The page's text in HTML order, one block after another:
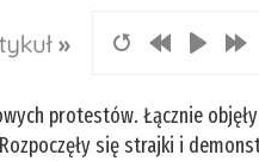
protestów. Łącznie objęły
się strajki i